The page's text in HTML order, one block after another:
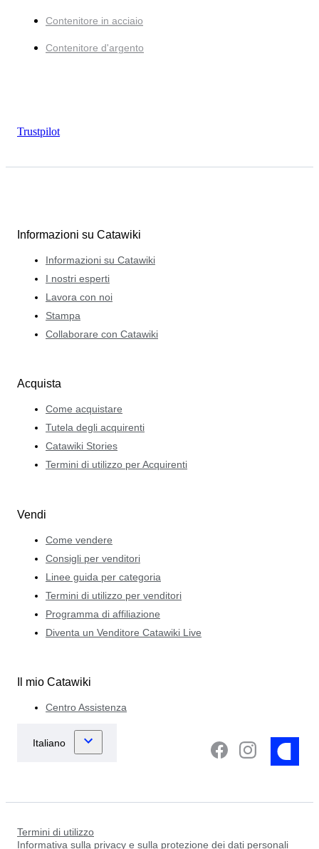
Contenitore in acciaio
Contenitore d'argento
Trustpilot
Informazioni su Catawiki
Informazioni su Catawiki
I nostri esperti
Lavora con noi
Stampa
Collaborare con Catawiki
Acquista
Come acquistare
Tutela degli acquirenti
Catawiki Stories
Termini di utilizzo per Acquirenti
Vendi
Come vendere
Consigli per venditori
Linee guida per categoria
Termini di utilizzo per venditori
Programma di affiliazione
Diventa un Venditore Catawiki Live
Il mio Catawiki
Centro Assistenza
Termini di utilizzo
Informativa sulla privacy e sulla protezione dei dati personali